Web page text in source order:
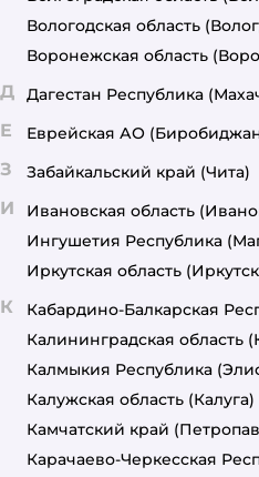
Вологодская область
Воронежская область
Д Дагестан Республика
Е Еврейская АО
З Забайкальский край (Чита)
И Ивановская область
Ингушетия Республика
Иркутская область
К Кабардино-Балкарская
Калининградская область
Калмыкия Республика
Калужская область (Калуга)
Камчатский край
Карачаево-Черкесская